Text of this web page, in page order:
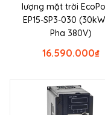
lượng mặt trời
EP15-SP3-030
Pha 380V)
₫
16.590.000